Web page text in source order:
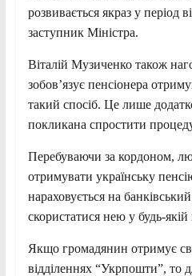
розвивається якраз у період
заступник Міністра.
Віталій Музиченко також
зобов’язує пенсіонера
такий спосіб. Це лише
покликана спростити
Перебуваючи за кордоном,
отримувати українську
нараховується на
скористатися нею у будь-якій
Якщо громадянин отримує
відділеннях “Укрпошти”, то